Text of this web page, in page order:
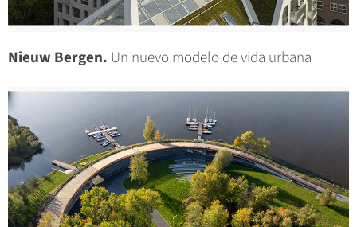
Nieuw Bergen. Un nuevo modelo de vida urbana